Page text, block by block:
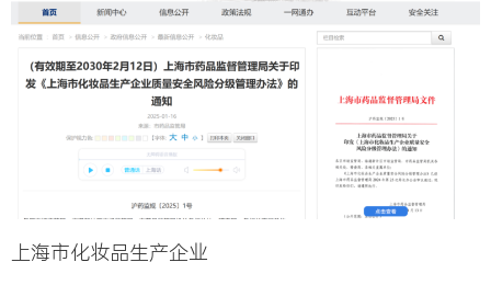
上海市化妆品生产企业